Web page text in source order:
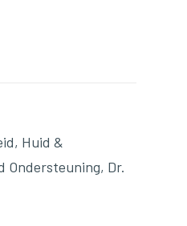
, Huid &
Ondersteuning, Dr.